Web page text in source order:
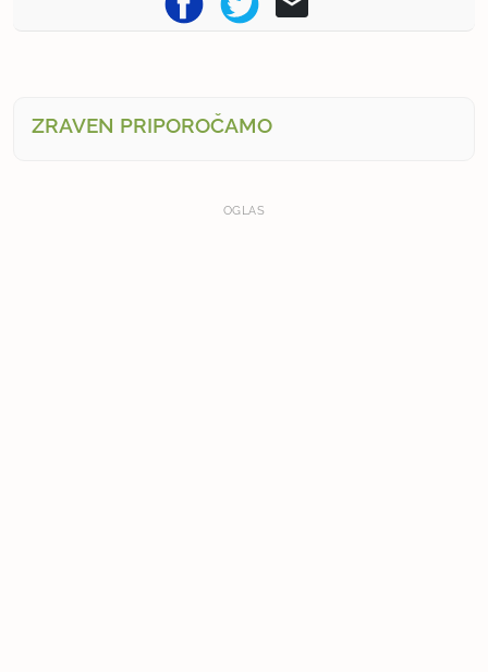
ZRAVEN PRIPOROČAMO
OGLAS